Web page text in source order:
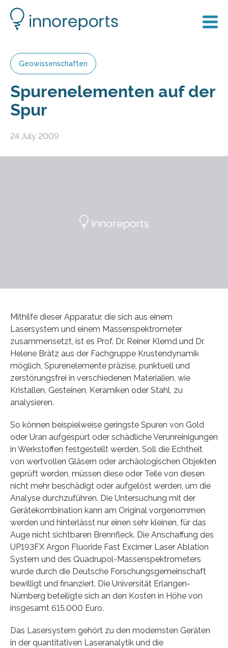
Geowissenschaften
Spurenelementen auf der
Spur
24 July 2009
Mithilfe dieser Apparatur, die sich aus einem
Lasersystem und einem Massenspektrometer
zusammensetzt, ist es Prof. Dr. Reiner Klemd und Dr.
Helene Brätz aus der Fachgruppe Krustendynamik
möglich, Spurenelemente präzise, punktuell und
zerstörungsfrei in verschiedenen Materialien, wie
Kristallen, Gesteinen, Keramiken oder Stahl, zu
analysieren.
So können beispielweise geringste Spuren von Gold
oder Uran aufgespürt oder schädliche Verunreinigungen
in Werkstoffen festgestellt werden. Soll die Echtheit
von wertvollen Gläsern oder archäologischen Objekten
geprüft werden, müssen diese oder Teile von diesen
nicht mehr beschädigt oder aufgelöst werden, um die
Analyse durchzuführen. Die Untersuchung mit der
Gerätekombination kann am Original vorgenommen
werden und hinterlässt nur einen sehr kleinen, für das
Auge nicht sichtbaren Brennfleck. Die Anschaffung des
UP193FX Argon Fluoride Fast Excimer Laser Ablation
System und des Quadrupol-Massenspektrometers
wurde durch die Deutsche Forschungsgemeinschaft
bewilligt und finanziert. Die Universität Erlangen-
Nürnberg beteiligte sich an den Kosten in Höhe von
insgesamt 615.000 Euro.
Das Lasersystem gehört zu den modernsten Geräten
in der quantitativen Laseranalytik und die